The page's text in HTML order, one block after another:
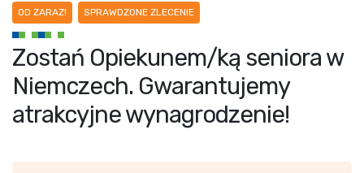
OD ZARAZ! SPRAWDZONE ZLECENIE
Zostań Opiekunem/ką seniora w
Niemczech. Gwarantujemy
atrakcyjne wynagrodzenie!